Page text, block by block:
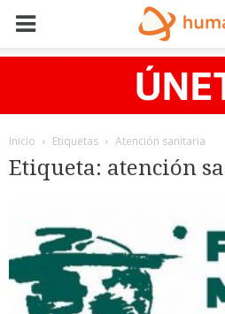
Inicio Etiquetas Atención sanitaria
Etiqueta: atención